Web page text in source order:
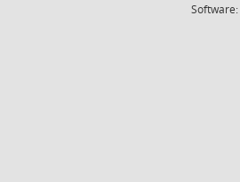
Software: